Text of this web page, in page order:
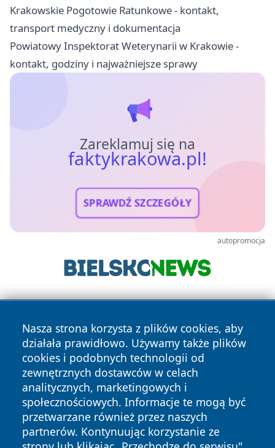
Krakowskie Pogotowie Ratunkowe - kontakt,
transport medyczny i dokumentacja
Powiatowy Inspektorat Weterynarii w Krakowie -
kontakt, godziny i najważniejsze sprawy
Zareklamuj się na
faktykrakowa.pl!
SPRAWDŹ SZCZEGÓŁY
autopromocja
Nasza strona korzysta z plików cookies, aby
działała prawidłowo. Używamy także plików
cookies i podobnych technologii od
zewnętrznych dostawców w celach
analitycznych, marketingowych i
społecznościowych. Informacje te mogą być
przetwarzane również przez naszych
partnerów. Kontynuując korzystanie ze
Copyright © 2026 faktykrakowa.pl Wszystkie prawa
zastrzeżone.
News Autorzy
Polityka
Polityka